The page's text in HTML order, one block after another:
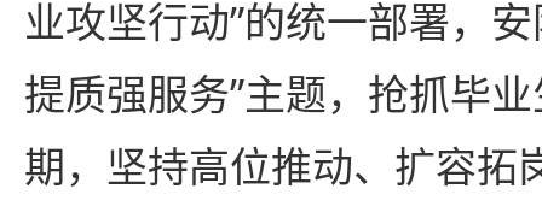
业攻坚行动”的统一部署，
提质强服务”主题，抢抓毕
期，坚持高位推动、扩容拓